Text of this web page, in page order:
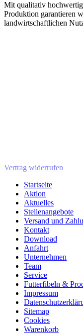
Mit qualitativ
Produktion garantieren
landwirtschaftlichen
Vertrag widerrufen
Startseite
Aktion
Aktuelles
Stellenangebote
Versand und
Kontakt
Download
Anfahrt
Unternehmen
Team
Service
Futterfibeln &
Impressum
Sitemap
Cookies
Warenkorb